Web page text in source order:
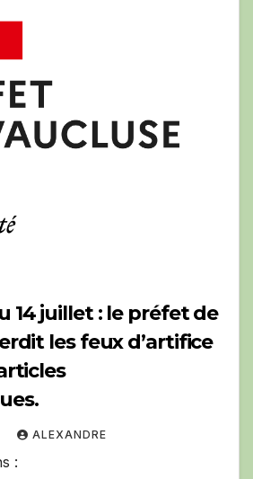
14 juillet : le préfet de
les feux d’artifice
ALEXANDRE
: